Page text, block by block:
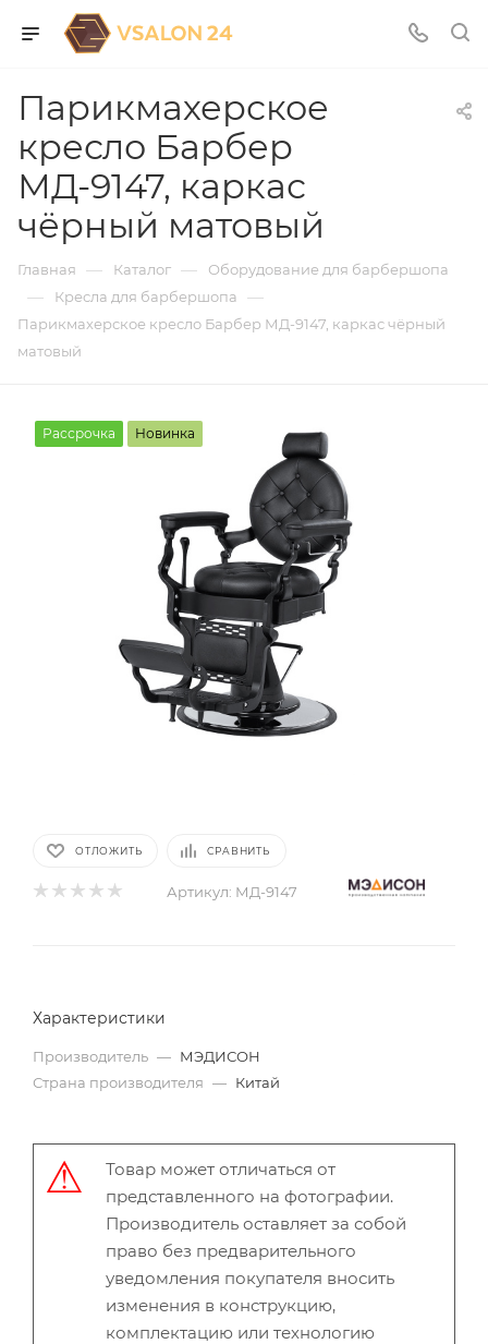
Парикмахерское
кресло Барбер
МД-9147, каркас
чёрный матовый
Главная — Каталог — Оборудование для барбершопа
— Кресла для барбершопа —
Парикмахерское кресло Барбер МД-9147, каркас чёрный
матовый
Рассрочка Новинка
ОТЛОЖИТЬ СРАВНИТЬ
Артикул: МД-9147
Характеристики
Производитель — МЭДИСОН
Страна производителя — Китай
Товар может отличаться от
представленного на фотографии.
Производитель оставляет за собой
право без предварительного
уведомления покупателя вносить
изменения в конструкцию,
комплектацию или технологию